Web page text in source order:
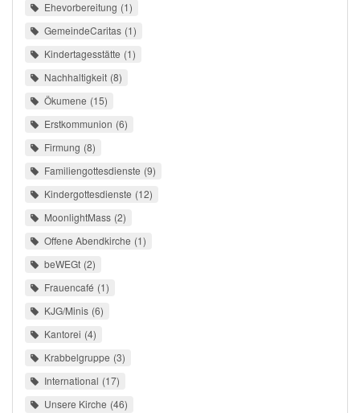
Ehevorbereitung 1
GemeindeCaritas 1
Kindertagesstätte 1
Nachhaltigkeit 8
Ökumene 15
Erstkommunion 6
Firmung 8
Familiengottesdienste 9
Kindergottesdienste 12
MoonlightMass 2
Offene Abendkirche 1
beWEGt 2
Frauencafé 1
KJG/Minis 6
Kantorei 4
Krabbelgruppe 3
International 17
Unsere Kirche 46